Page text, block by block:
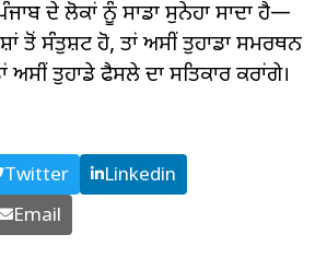
ਦੇ ਲੋਕਾਂ ਨੂੰ ਸਾਡਾ ਸੁਨੇਹਾ ਸਾਦਾ ਹੈ—
ਤੋਂ ਸੰਤੁਸ਼ਟ ਹੋ, ਤਾਂ ਅਸੀਂ ਤੁਹਾਡਾ ਸਮਰਥਨ
ਅਸੀਂ ਤੁਹਾਡੇ ਫੈਸਲੇ ਦਾ ਸਤਿਕਾਰ ਕਰਾਂਗੇ।
Twitter
Linkedin
Email